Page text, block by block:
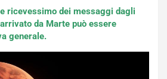
ricevessimo dei messaggi dagli
da Marte può essere
generale.